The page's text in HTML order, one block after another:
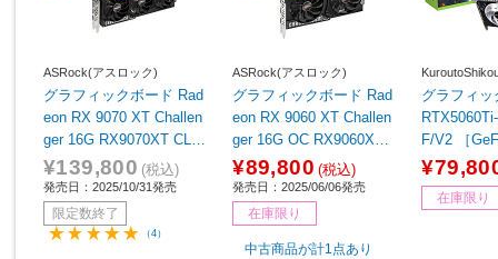
ASRock(アスロック)
グラフィックボード Rad
eon RX 9070 XT Challen
ger 16G RX9070XT CL 1
6G ［Radeon RXシリー
ズ /16GB］
¥139,800 (税込)
発売日：2025/10/31発売
限定数終了
（4）
ASRock(アスロック)
グラフィックボード Rad
eon RX 9060 XT Challen
ger 16G OC RX9060XT
CL 16GO ［Radeon RX
シリーズ /16GB］
¥89,800 (税込)
発売日：2025/06/06発売
在庫限り
中古商品が計1点あり
グラフィッ
F/V2 ［
リーズ /
在庫限り